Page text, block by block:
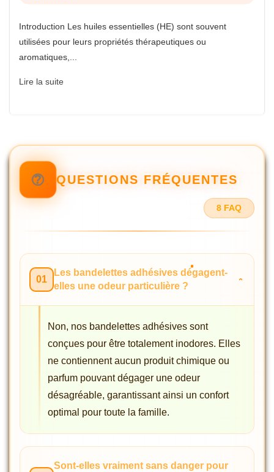
Introduction Les huiles essentielles (HE) sont souvent
utilisées pour leurs propriétés thérapeutiques ou
aromatiques,...
Lire la suite
QUESTIONS FRÉQUENTES
8 FAQ
01
Les bandelettes adhésives dégagent-
elles une odeur particulière ?
Non, nos bandelettes adhésives sont
conçues pour être totalement inodores. Elles
ne contiennent aucun produit chimique ou
parfum pouvant dégager une odeur
désagréable, garantissant ainsi un confort
optimal pour toute la famille.
Sont-elles vraiment sans danger pour